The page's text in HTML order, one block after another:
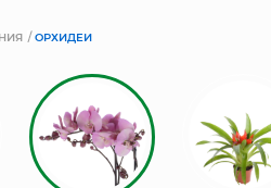
ОРХИДЕИ